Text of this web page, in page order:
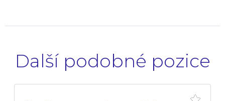
Další podobné pozice